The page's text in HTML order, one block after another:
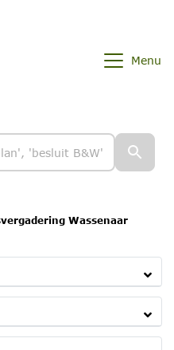
Menu
Wassenaar